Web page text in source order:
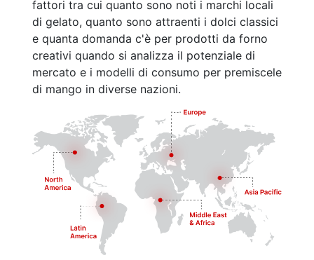
fattori tra cui quanto sono noti i marchi locali
di gelato, quanto sono attraenti i dolci classici
e quanta domanda c'è per prodotti da forno
creativi quando si analizza il potenziale di
mercato e i modelli di consumo per premiscele
di mango in diverse nazioni.